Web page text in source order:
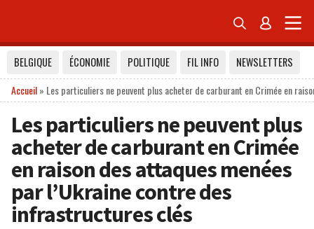
 
BELGIQUE ÉCONOMIE POLITIQUE FIL INFO
NEWSLETTERS
Accueil» Les particuliers ne peuvent plus acheter de carburant en Crimée en
Les particuliers ne peuvent plus
acheter de carburant en Crimée
en raison des attaques menées
par l’Ukraine contre des
infrastructures clés